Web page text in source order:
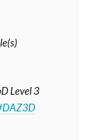
Level 3